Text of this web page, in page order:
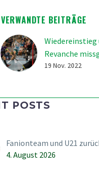
VERWANDTE BEITRÄGE
Wiedereinstieg
Revanche
Mit einer 5:6-
der SVWE in die
und damit einer
Ernüchterumg
19 Nov. 2022
POSTS
Fanionteam und U21
4. August 2026